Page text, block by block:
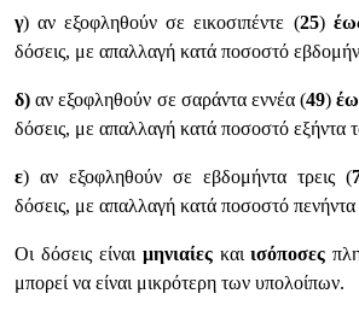
γ) αν εξοφληθούν σε εικοσιπέντε (25)
δόσεις, με απαλλαγή κατά ποσοστό
δ) αν εξοφληθούν σε σαράντα εννέα (49)
δόσεις, με απαλλαγή κατά ποσοστό εξήντα
ε) αν εξοφληθούν σε εβδομήντα τρεις (
δόσεις, με απαλλαγή κατά ποσοστό πενήντα
Οι δόσεις είναι μηνιαίεςκαιισόποσες
μπορεί να είναι μικρότερη των υπολοίπων.